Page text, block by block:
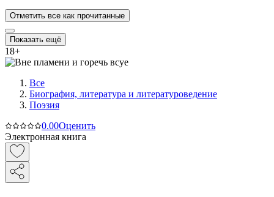
Отметить все как прочитанные
Показать ещё
18+
Все
Биография, литература и литературоведение
Поэзия
0.00Оценить
Электронная книга